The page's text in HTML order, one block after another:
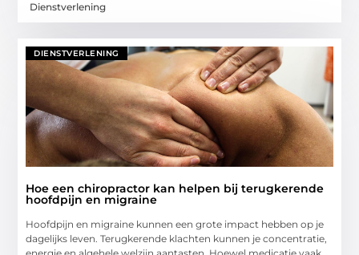
Dienstverlening
DIENSTVERLENING
Hoe een chiropractor kan helpen bij terugkerende
hoofdpijn en migraine
Hoofdpijn en migraine kunnen een grote impact hebben op je
dagelijks leven. Terugkerende klachten kunnen je concentratie,